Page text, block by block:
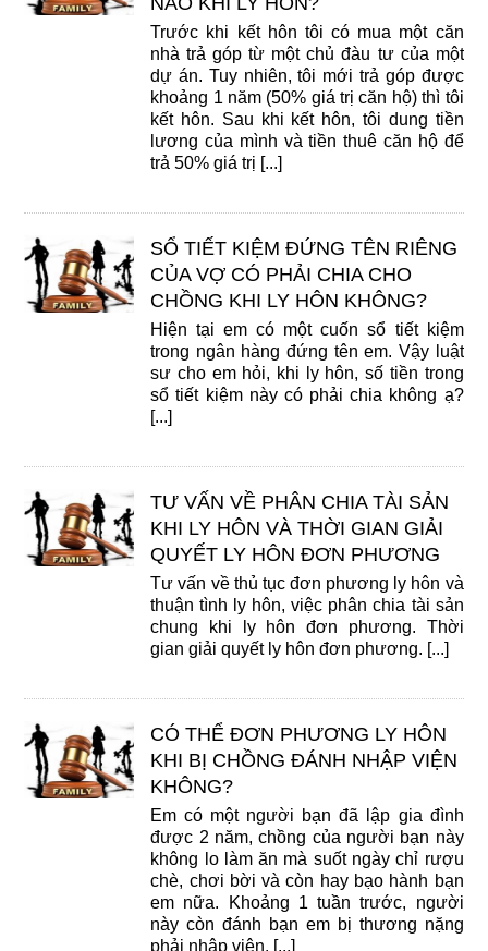
Trước khi kết hôn tôi có mua một căn
nhà trả góp từ một chủ đàu tư của một
dự án. Tuy nhiên, tôi mới trả góp được
khoảng 1 năm (50% giá trị căn hộ) thì tôi
kết hôn. Sau khi kết hôn, tôi dung tiền
lương của mình và tiền thuê căn hộ để
trả 50% giá trị [...]
SỔ TIẾT KIỆM ĐỨNG TÊN RIÊNG
CỦA VỢ CÓ PHẢI CHIA CHO
CHỒNG KHI LY HÔN KHÔNG?
Hiện tại em có một cuốn sổ tiết kiệm
trong ngân hàng đứng tên em. Vậy luật
sư cho em hỏi, khi ly hôn, số tiền trong
sổ tiết kiệm này có phải chia không ạ?
[...]
TƯ VẤN VỀ PHÂN CHIA TÀI SẢN
KHI LY HÔN VÀ THỜI GIAN GIẢI
QUYẾT LY HÔN ĐƠN PHƯƠNG
Tư vấn về thủ tục đơn phương ly hôn và
thuận tình ly hôn, việc phân chia tài sản
chung khi ly hôn đơn phương. Thời
gian giải quyết ly hôn đơn phương. [...]
CÓ THỂ ĐƠN PHƯƠNG LY HÔN
KHI BỊ CHỒNG ĐÁNH NHẬP VIỆN
KHÔNG?
Em có một người bạn đã lập gia đình
được 2 năm, chồng của người bạn này
không lo làm ăn mà suốt ngày chỉ rượu
chè, chơi bời và còn hay bạo hành bạn
em nữa. Khoảng 1 tuần trước, người
này còn đánh bạn em bị thương nặng
phải nhập viện. [...]